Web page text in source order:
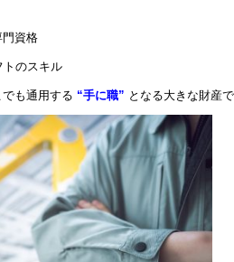
門資格
トのスキル
も通用する “手に職” となる大きな財産